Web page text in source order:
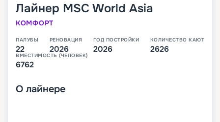
Лайнер MSC World Asia
КОМФОРТ
ПАЛУБЫ
22
РЕНОВАЦИЯ
2026
ГОД ПОСТРОЙКИ
2026
КОЛИЧЕСТВО КАЮТ
2626
ВМЕСТИМОСТЬ (ЧЕЛОВЕК)
6762
О лайнере